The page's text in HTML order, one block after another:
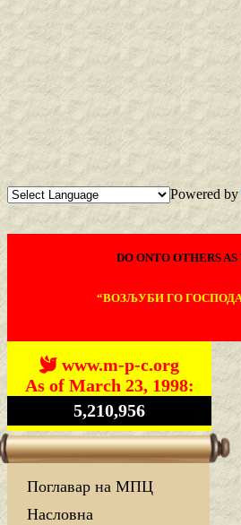
Powered by
DO ONTO OTHERS
“ВОЗЉУБИ ГО
www.m-p-c.org
As of March 23, 1998:
5,210,956
Поглавар на МПЦ
Насловна